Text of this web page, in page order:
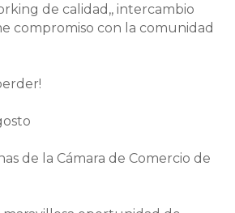
de calidad,, intercambio
compromiso con la comunidad
de la Cámara de Comercio de